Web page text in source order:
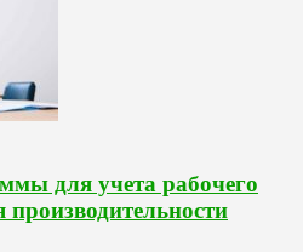
для учета рабочего